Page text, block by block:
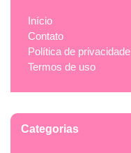
Início
Contato
Política de privacidade
Termos de uso
Categorias